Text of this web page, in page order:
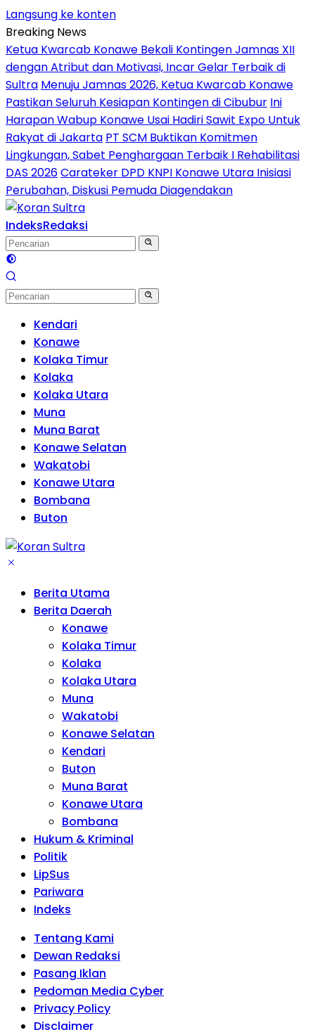
Langsung ke konten
Breaking News
Ketua Kwarcab Konawe Bekali Kontingen Jamnas XII
dengan Atribut dan Motivasi, Incar Gelar Terbaik di
Sultra Menuju Jamnas 2026, Ketua Kwarcab Konawe
Pastikan Seluruh Kesiapan Kontingen di Cibubur Ini
Harapan Wabup Konawe Usai Hadiri Sawit Expo Untuk
Rakyat di Jakarta PT SCM Buktikan Komitmen
Lingkungan, Sabet Penghargaan Terbaik I Rehabilitasi
DAS 2026Carateker DPD KNPI Konawe Utara Inisiasi
Perubahan, Diskusi Pemuda Diagendakan
IndeksRedaksi
Kendari
Konawe
Kolaka Timur
Kolaka
Kolaka Utara
Muna
Muna Barat
Konawe Selatan
Wakatobi
Konawe Utara
Bombana
Buton
Berita Utama
Berita Daerah
Konawe
Kolaka Timur
Kolaka
Kolaka Utara
Muna
Wakatobi
Konawe Selatan
Kendari
Buton
Muna Barat
Konawe Utara
Bombana
Hukum & Kriminal
Politik
LipSus
Pariwara
Indeks
Tentang Kami
Dewan Redaksi
Pasang Iklan
Pedoman Media Cyber
Privacy Policy
Disclaimer